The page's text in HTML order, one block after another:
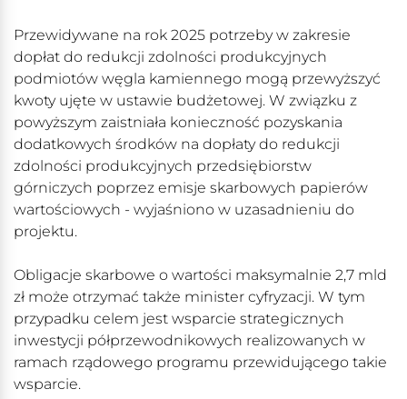
Przewidywane na rok 2025 potrzeby w zakresie
dopłat do redukcji zdolności produkcyjnych
podmiotów węgla kamiennego mogą przewyższyć
kwoty ujęte w ustawie budżetowej. W związku z
powyższym zaistniała konieczność pozyskania
dodatkowych środków na dopłaty do redukcji
zdolności produkcyjnych przedsiębiorstw
górniczych poprzez emisje skarbowych papierów
wartościowych - wyjaśniono w uzasadnieniu do
projektu.
Obligacje skarbowe o wartości maksymalnie 2,7 mld
zł może otrzymać także minister cyfryzacji. W tym
przypadku celem jest wsparcie strategicznych
inwestycji półprzewodnikowych realizowanych w
ramach rządowego programu przewidującego takie
wsparcie.